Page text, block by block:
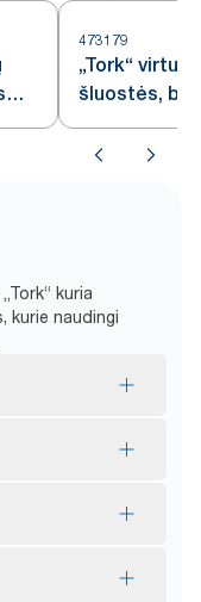
473179
„Tork“
šluostės,
kuria
kurie naudingi
esantis
30 %
todėl jų
„exelCLEAN“